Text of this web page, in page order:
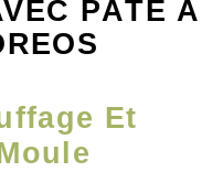
PÂTE À